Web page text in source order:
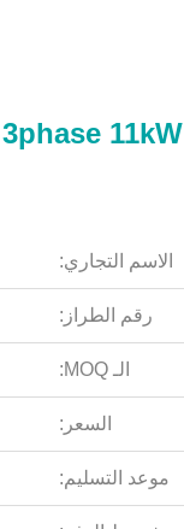
الاسم التجاري:
رقم الطراز:
الـ MOQ:
السعر:
موعد التسليم: